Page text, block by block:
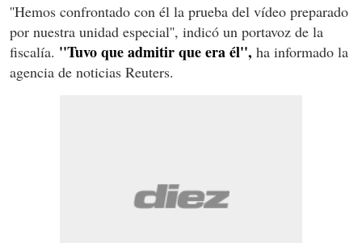
''Hemos confrontado con él la prueba del vídeo preparado
por nuestra unidad especial'', indicó un portavoz de la
fiscalía. ''Tuvo que admitir que era él'', ha informado la
agencia de noticias Reuters.